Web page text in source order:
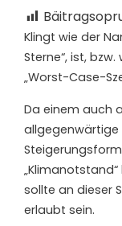
Klingt wie der
Sterne“, ist,
„Worst-Case-
Da einem auch
allgegenwärtige
sollte an dieser
erlaubt sein.